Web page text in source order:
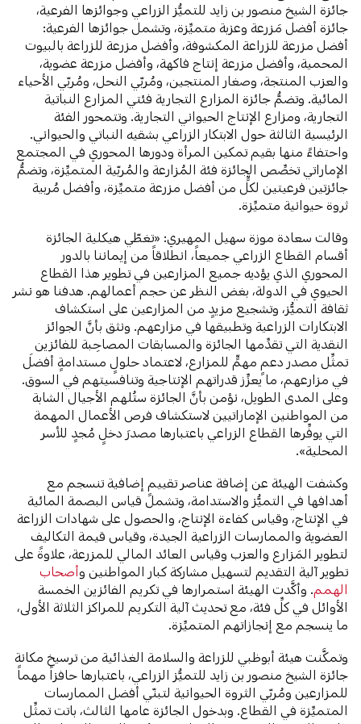
جائزة الشيخ منصور بن زايد للتميُّز الزراعي وجوائزها الفرعية،
جائزة أفضل مَزرعة وعزبة متميِّزة، وتشمل جوائزها الفرعية:
أفضل مزرعة للزراعة المكشوفة، وأفضل مزرعة للزراعة بالبيوت
المحمية، وأفضل مزرعة إنتاج فاكهة، وأفضل مزرعة عضوية،
والعزب المنتجة، وصغار المنتجين، ومُربّي النحل، ومُربّي الأحياء
المائية. وتضمُّ جائزة المزارع التجارية فئتي المزارع النباتية
التجارية، ومزارع الإنتاج الحيواني التجارية. وتتمحور الفئة
الرئيسية الثالثة حول الابتكار الزراعي بشقيه النباتي والحيواني.
واحتفاءً منها بقيم تمكين المرأة ودورها المحوري في المجتمع
الإماراتي تخصِّص الجائزة فئة المُزارعة والمُربّية المتميِّزة، وتضمُّ
جائزتين فرعيتين لكلٍّ من أفضل مزرعة متميِّزة، وأفضل مُربية
ثروة حيوانية متميِّزة.
وقالت سعادة موزة سهيل المهيري: «تغطّي هيكلية الجائزة
أقسام القطاع الزراعي جميعاً، انطلاقاً من إيماننا بالدور
المحوري الذي يؤديه جميع المزارعين في تطوير هذا القطاع
الحيوي في الدولة، بغض النظر عن حجم أعمالهم. هدفنا هو نشر
ثقافة التميُّز، وتشجيع مزيدٍ من المزارعين على استكشاف
الابتكارات الزراعية وتطبيقها في مزارعهم. ونثق بأنَّ الجوائز
النقدية التي تقدِّمها الجائزة والمسابقات المصاحِبة للفائزين
تمثِّل مصدر دعمٍ مهمٍّ للمزارع، لاعتماد حلولٍ مستدامةٍ أفضلَ
في مزارعهم، ما يعزِّز قدراتهم الإنتاجية وتنافسيتهم في السوق.
وعلى المدى الطويل، نؤمن بأنَّ الجائزة ستُلهم الأجيال الشابة
من المواطنين الإماراتيين لاستكشاف فرص الأعمال المهمة
التي يوفِّرها القطاع الزراعي باعتبارها مصدرَ دخلٍ مُجدٍ للأسر
المحلية».
وكشفت الهيئة عن إضافة عناصر تقييمٍ إضافية تنسجم مع
أهدافها في التميُّز والاستدامة، وتشمل قياس البصمة المائية
في الإنتاج، وقياس كفاءة الإنتاج، والحصول على شهادات الزراعة
العضوية والممارسات الزراعية الجيدة، وقياس قيمة التكاليف
لتطوير المَزارع والعزب وقياس العائد المالي للمزرعة، علاوةً على
تطوير آلية التقديم لتسهيل مشاركة كبار المواطنين وأصحاب
الهمم. وأكَّدت الهيئة استمرارها في تكريم الفائزين الخمسة
الأوائل في كلِّ فئة، مع تحديث آلية التكريم للمراكز الثلاثة الأولى،
ما ينسجم مع إنجازاتهم المتميِّزة.
وتمكَّنت هيئة أبوظبي للزراعة والسلامة الغذائية من ترسيخ مكانة
جائزة الشيخ منصور بن زايد للتميُّز الزراعي، باعتبارها حافزاً مهماً
للمزارعين ومُربّي الثروة الحيوانية لتبنّي أفضل الممارسات
المتميِّزة في القطاع. وبدخول الجائزة عامها الثالث، باتت تمثِّل